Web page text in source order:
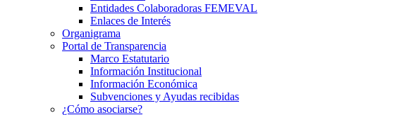
Entidades Colaboradoras FEMEVAL
Enlaces de Interés
Organigrama
Portal de Transparencia
Marco Estatutario
Información Institucional
Información Económica
Subvenciones y Ayudas recibidas
¿Cómo asociarse?